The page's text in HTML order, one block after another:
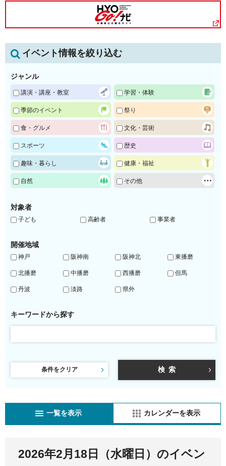
イベント情報を絞り込む
ジャンル
講演・講座・教室 学習・体験
季節のイベント 祭り
食・グルメ 文化・芸術
スポーツ 歴史
趣味・暮らし 健康・福祉
自然 その他
対象者
子ども 高齢者 事業者
開催地域
神戸 阪神南 阪神北 東播磨
北播磨 中播磨 西播磨 但馬
丹波 淡路 県外
キーワードから探す
条件をクリア
一覧を表示 カレンダーを表示
2026年2月18日（水曜日）のイベン